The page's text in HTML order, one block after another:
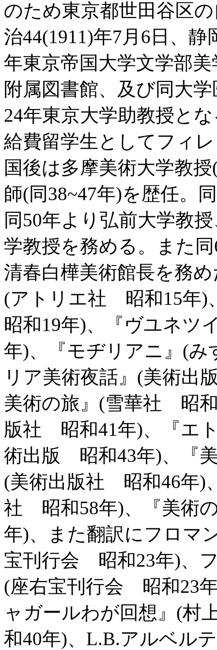
のため東京都世田谷区
治44(1911)年7月6日、
年東京帝国大学文学部
附属図書館、及び同大
24年東京大学助教授と
給費留学生としてフィ
国後は多摩美術大学教
師(同38~47年)を歴任。
同50年より弘前大学教
学教授を務める。また
清春白樺美術館長を務
(アトリエ社 昭和15年
昭和19年)、『ヴユネ
年)、『モヂリアニ』(
リア美術夜話』(美術出
美術の旅』(雪華社 昭
版社 昭和41年)、『エ
術出版 昭和43年)、『
(美術出版社 昭和46年)
社 昭和58年)、『美術
年)、また翻訳にフロマ
宝刊行会 昭和23年)、
(座右宝刊行会 昭和23
ャガールわが回想』(
和40年)、L.B.アルベル